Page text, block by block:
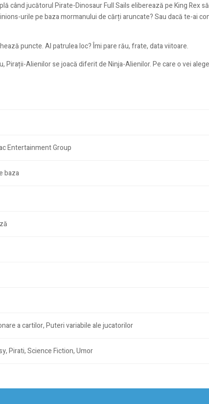
jucătorul Pirate-Dinosaur Full Sails eliberează pe King Rex
urile pe baza mormanului de cărți aruncate? Sau dacă te-ai
puncte. Al patrulea loc? Îmi pare rău, frate, data viitoare.
Alienilor se joacă diferit de Ninja-Alienilor. Pe care o vei
Entertainment Group
baza
a cartilor, Puteri variabile ale jucatorilor
Pirati, Science Fiction, Umor